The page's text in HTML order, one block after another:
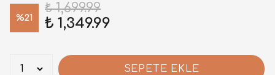
%21
₺ 1,699.99
₺ 1,349.99
SEPETE EKLE